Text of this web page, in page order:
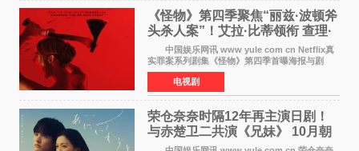
《怪物》第四季聚焦“丽兹·波顿斧
头杀人案”！艾拉·比蒂领衔 查理·
汉纳姆、莎拉·保
中国娱乐网讯 www yule com cn Netflix真
实罪案系列剧集《怪物》第四季首曝海报与剧
照，聚焦鹅妈妈童谣亦有记载的著名血腥杀人案
——丽兹·波顿砍死生父与继母案。 本季由艾
拉·比蒂饰
电视剧
荣仓奈奈时隔12年再主演日剧！
与赤楚卫二共演《兄妹》 10月朝
日新档开播